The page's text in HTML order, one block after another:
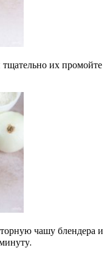
тщательно их промойте
чашу блендера и